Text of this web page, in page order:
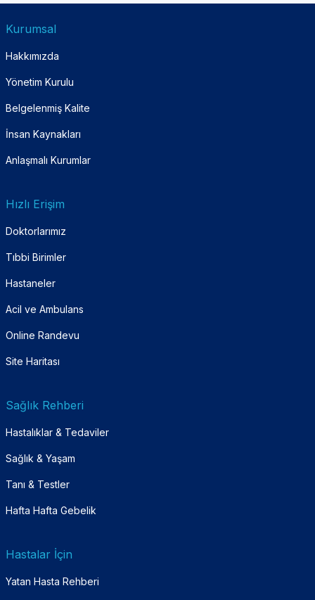
Kurumsal
Hakkımızda
Yönetim Kurulu
Belgelenmiş Kalite
İnsan Kaynakları
Anlaşmalı Kurumlar
Hızlı Erişim
Doktorlarımız
Tıbbi Birimler
Hastaneler
Acil ve Ambulans
Online Randevu
Site Haritası
Sağlık Rehberi
Hastalıklar & Tedaviler
Sağlık & Yaşam
Tanı & Testler
Hafta Hafta Gebelik
Hastalar İçin
Yatan Hasta Rehberi